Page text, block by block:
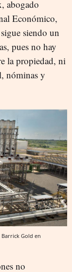
abogado
Económico,
siendo un
pues no hay
la propiedad, ni
nóminas y
Gold en
no